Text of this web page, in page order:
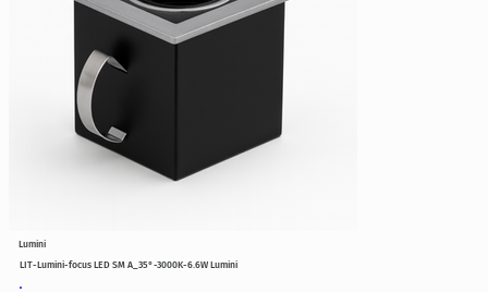
LIT-Lumini-focus LED SM A_35°-3000K-6.6W Lumini
Lumini